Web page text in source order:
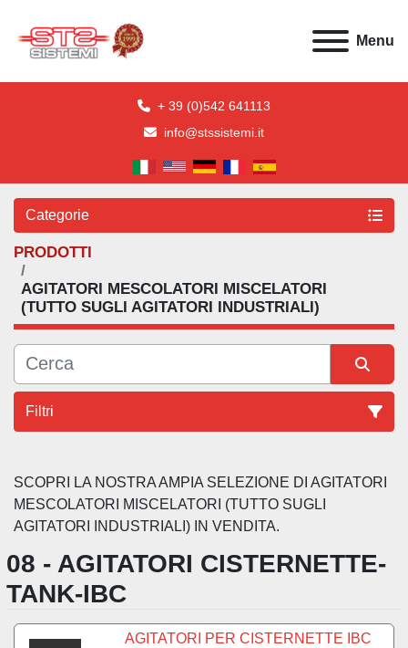
Menu
+ 39 (0)542 641113
info@stssistemi.it
Categorie
PRODOTTI
AGITATORI MESCOLATORI MISCELATORI
(TUTTO SUGLI AGITATORI INDUSTRIALI)
Filtri
SCOPRI LA NOSTRA AMPIA SELEZIONE DI AGITATORI
MESCOLATORI MISCELATORI (TUTTO SUGLI
AGITATORI INDUSTRIALI) IN VENDITA.
08 - AGITATORI CISTERNETTE-
TANK-IBC
AGITATORI PER CISTERNETTE IBC